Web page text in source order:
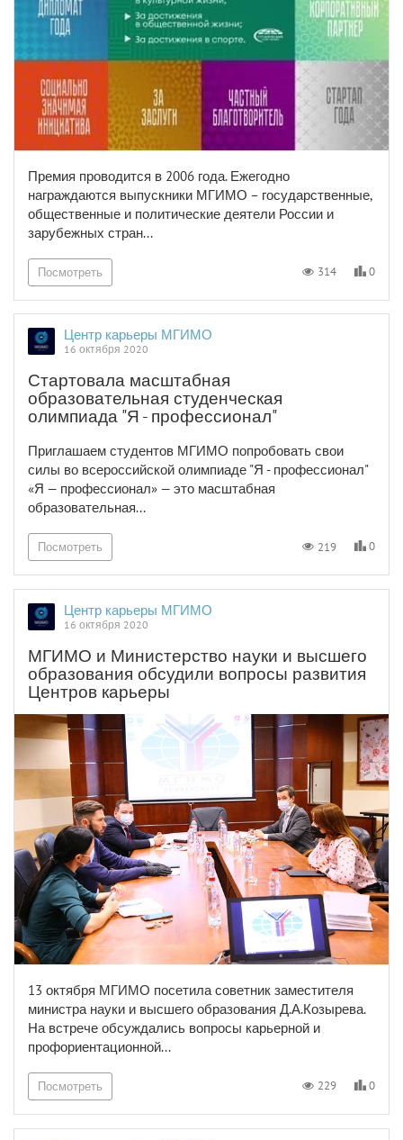
Премия проводится в 2006 года. Ежегодно
награждаются выпускники МГИМО – государственные,
общественные и политические деятели России и
зарубежных стран...
Посмотреть 314 0
Центр карьеры МГИМО
16 октября 2020
Стартовала масштабная
образовательная студенческая
олимпиада "Я - профессионал"
Приглашаем студентов МГИМО попробовать свои
силы во всероссийской олимпиаде "Я - профессионал"
«Я — профессионал» — это масштабная
образовательная...
Посмотреть 219 0
Центр карьеры МГИМО
16 октября 2020
МГИМО и Министерство науки и высшего
образования обсудили вопросы развития
Центров карьеры
13 октября МГИМО посетила советник заместителя
министра науки и высшего образования Д.А.Козырева.
На встрече обсуждались вопросы карьерной и
профориентационной...
Посмотреть 229 0